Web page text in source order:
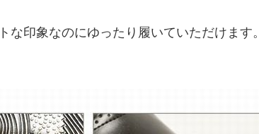
印象なのにゆったり履いていただけます。